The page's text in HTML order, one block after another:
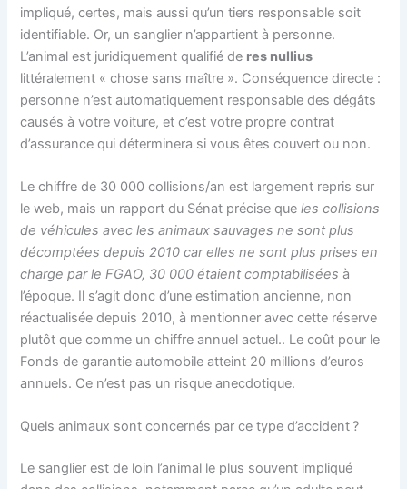
impliqué, certes, mais aussi qu’un tiers responsable soit
identifiable. Or, un sanglier n’appartient à personne.
L’animal est juridiquement qualifié de res nullius
littéralement « chose sans maître ». Conséquence directe :
personne n’est automatiquement responsable des dégâts
causés à votre voiture, et c’est votre propre contrat
d’assurance qui déterminera si vous êtes couvert ou non.
Le chiffre de 30 000 collisions/an est largement repris sur
le web, mais un rapport du Sénat précise queles collisions
de véhicules avec les animaux sauvages ne sont plus
décomptées depuis 2010 car elles ne sont plus prises en
charge par le FGAO, 30 000 étaient comptabilisées à
l’époque. Il s’agit donc d’une estimation ancienne, non
réactualisée depuis 2010, à mentionner avec cette réserve
plutôt que comme un chiffre annuel actuel.. Le coût pour le
Fonds de garantie automobile atteint 20 millions d’euros
annuels. Ce n’est pas un risque anecdotique.
Quels animaux sont concernés par ce type d’accident ?
Le sanglier est de loin l’animal le plus souvent impliqué